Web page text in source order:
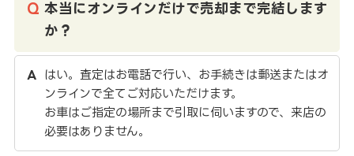
本当にオンラインだけで売却まで完結します
か？
はい。査定はお電話で行い、お手続きは郵送またはオ
ンラインで全てご対応いただけます。
お車はご指定の場所まで引取に伺いますので、来店の
必要はありません。